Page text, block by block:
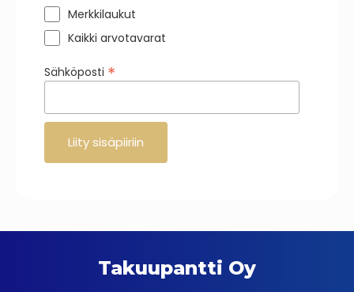
Merkkilaukut
Kaikki arvotavarat
Sähköposti *
Takuupantti Oy